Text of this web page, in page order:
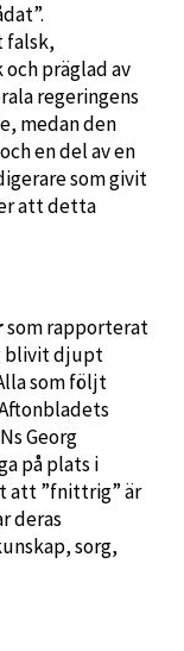
falsk,
präglad av
regeringens
medan den
en del av en
som givit
att detta
som rapporterat
blivit djupt
som följt
Georg
på plats i
att ”fnittrig” är
deras
sorg,